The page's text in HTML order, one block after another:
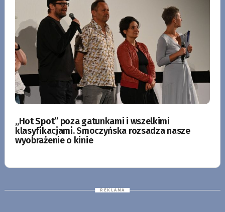
„Hot Spot” poza gatunkami i wszelkimi
klasyfikacjami. Smoczyńska rozsadza nasze
wyobrażenie o kinie